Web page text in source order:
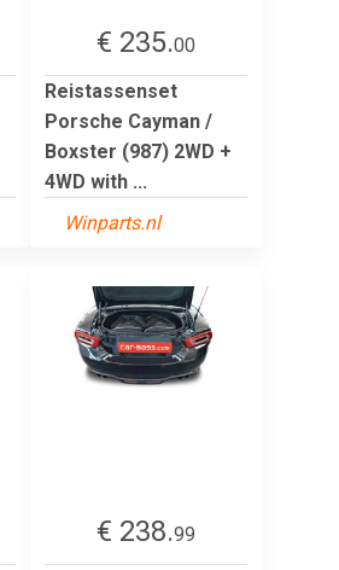
€ 235.00
Reistassenset
Porsche Cayman /
Boxster (987) 2WD +
4WD with ...
Winparts.nl
€ 238.99